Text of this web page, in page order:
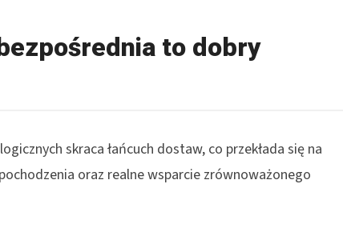
to dobry
skraca łańcuch dostaw, co przekłada się na
oraz realne wsparcie zrównoważonego